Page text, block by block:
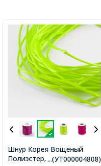
...(УТ000004808)
Шнур Корея Вощеный
Полиэстер, подходит для